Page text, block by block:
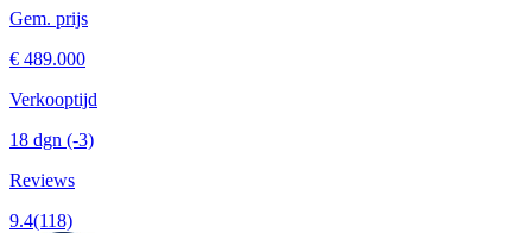
Gem. prijs
€ 489.000
Verkooptijd
18 dgn (-3)
Reviews
9.4(118)